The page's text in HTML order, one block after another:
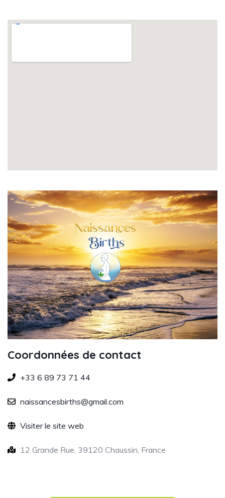
Coordonnées de contact
+33 6 89 73 71 44
naissancesbirths@gmail.com
Visiter le site web
12 Grande Rue, 39120 Chaussin, France